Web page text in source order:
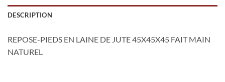
DESCRIPTION
REPOSE-PIEDS EN LAINE DE JUTE 45X45X45 FAIT MAIN
NATUREL